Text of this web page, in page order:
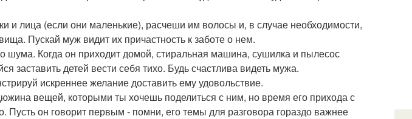
и лица (если они маленькие), расчеши им волосы и, в случае необходимости,
Пускай муж видит их причастность к заботе о нем.
шума. Когда он приходит домой, стиральная машина, сушилка и пылесос
заставить детей вести себя тихо. Будь счастлива видеть мужа.
искреннее желание доставить ему удовольствие.
вещей, которыми ты хочешь поделиться с ним, но время его прихода с
Пусть он говорит первым - помни, его темы для разговора гораздо важнее